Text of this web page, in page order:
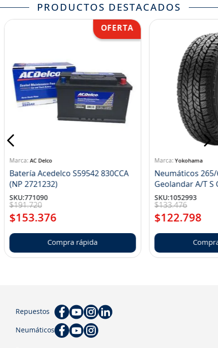
PRODUCTOS DESTACADOS
AC Delco
Batería Acedelco S59542 830CCA
(NP 2721232)
SKU:771090
$191.720
$153.376
Compra rápida
Yokohama
Neumáticos 265/
SKU:1052993
$133.476
$122.798
Repuestos
Neumáticos